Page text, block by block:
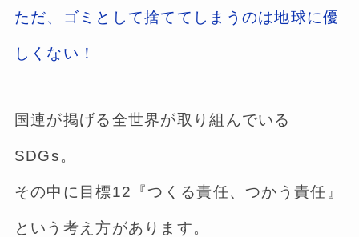
ただ、ゴミとして捨ててしまうのは地球に優
しくない！
国連が掲げる全世界が取り組んでいる
SDGs。
その中に目標12『つくる責任、つかう責任』
という考え方があります。